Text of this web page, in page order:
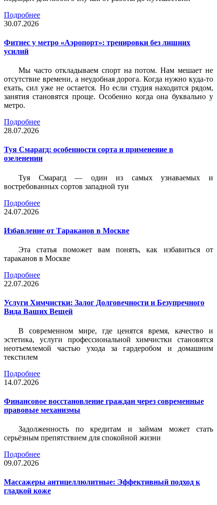
Подробнее
30.07.2026
Фитнес у метро «Аэропорт»: тренировки без лишних
усилий
Мы часто откладываем спорт на потом. Нам мешает не
отсутствие времени, а неудобная дорога. Когда нужно куда-то
ехать, сил уже не остается. Но если студия находится рядом,
занятия становятся проще. Особенно когда она буквально у
метро.
Подробнее
28.07.2026
Туя Смарагд: особенности сорта и применение в
озеленении
Туя Смарагд — один из самых узнаваемых и
востребованных сортов западной туи
Подробнее
24.07.2026
Избавление от Тараканов в Москве
Эта статья поможет вам понять, как избавиться от
тараканов в Москве
Подробнее
22.07.2026
Услуги Химчистки: Залог Долговечности и Безупречного
Вида Ваших Вещей
В современном мире, где ценятся время, качество и
эстетика, услуги профессиональной химчистки становятся
неотъемлемой частью ухода за гардеробом и домашним
текстилем
Подробнее
14.07.2026
Финансовое восстановление граждан через современные
правовые механизмы
Задолженность по кредитам и займам может стать
серьёзным препятствием для спокойной жизни
Подробнее
09.07.2026
Массажеры антицеллюлитные: Эффективный подход к
гладкой коже